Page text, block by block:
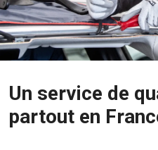
Un service de
partout en